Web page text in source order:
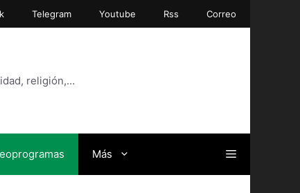
Telegram Youtube Rss Correo
religión,…
Más